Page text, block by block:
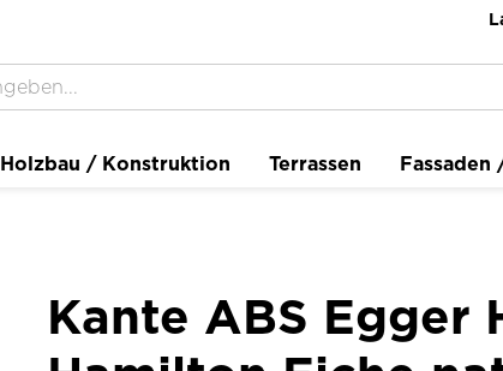
Holzbau / Konstruktion Terrassen Fassaden
Kante ABS Egger